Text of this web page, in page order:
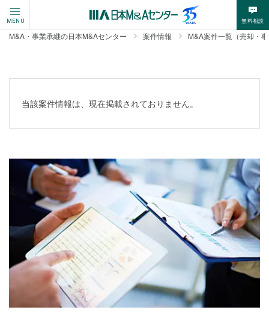
MENU 無料相談
M&A・事業承継の日本M&Aセンター 案件情報 M&A案件一覧（売却・
当該案件情報は、現在掲載されておりません。